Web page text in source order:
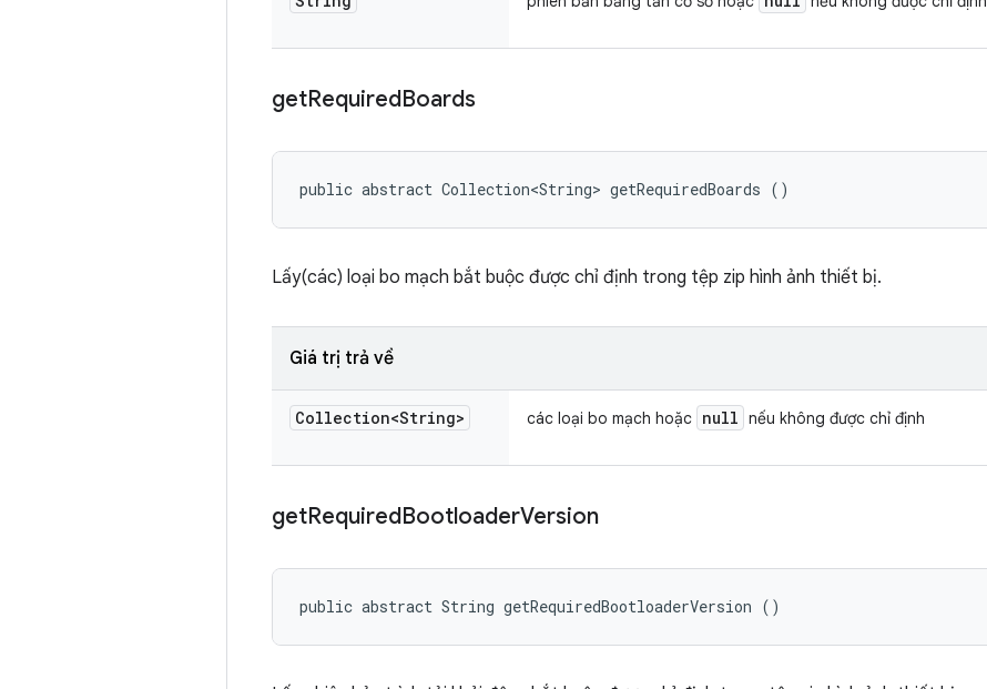
getRequiredBoards
public abstract Collection<String> getRequiredBoards ()
Lấy(các) loại bo mạch bắt buộc được chỉ định trong tệp zip hình ảnh thiết bị.
Giá trị trả về
Collection<String> các loại bo mạch hoặc null nếu không được chỉ định
getRequiredBootloaderVersion
public abstract String getRequiredBootloaderVersion ()